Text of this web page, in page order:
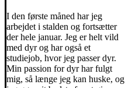
I den første måned har jeg
arbejdet i stalden og fortsætter
der hele januar. Jeg er helt vild
med dyr og har også et
studiejob, hvor jeg passer dyr.
Min passion for dyr har fulgt
mig, så længe jeg kan huske, og